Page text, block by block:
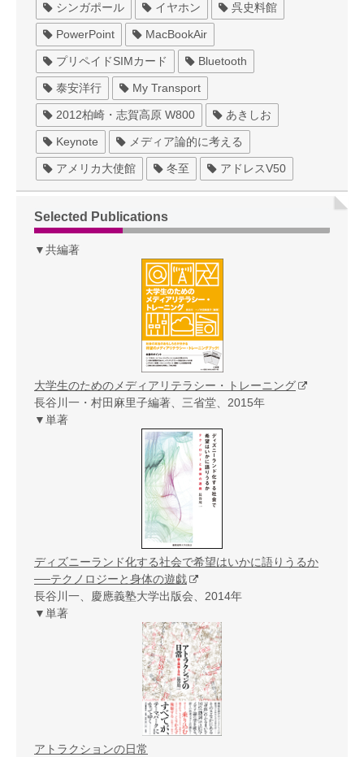
シンガポール イヤホン 呉史料館
PowerPoint MacBookAir
プリペイドSIMカード Bluetooth
泰安洋行 My Transport
2012柏崎・志賀高原 W800 あきしお
Keynote メディア論的に考える
アメリカ大使館 冬至 アドレスV50
Selected Publications
▼共編著
大学生のためのメディアリテラシー・トレーニング
長谷川一・村田麻里子編著、三省堂、2015年
▼単著
ディズニーランド化する社会で希望はいかに語りうるか
──テクノロジーと身体の遊戯
長谷川一、慶應義塾大学出版会、2014年
▼単著
アトラクションの日常